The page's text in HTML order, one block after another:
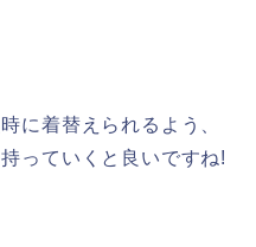
に着替えられるよう、
っていくと良いですね!